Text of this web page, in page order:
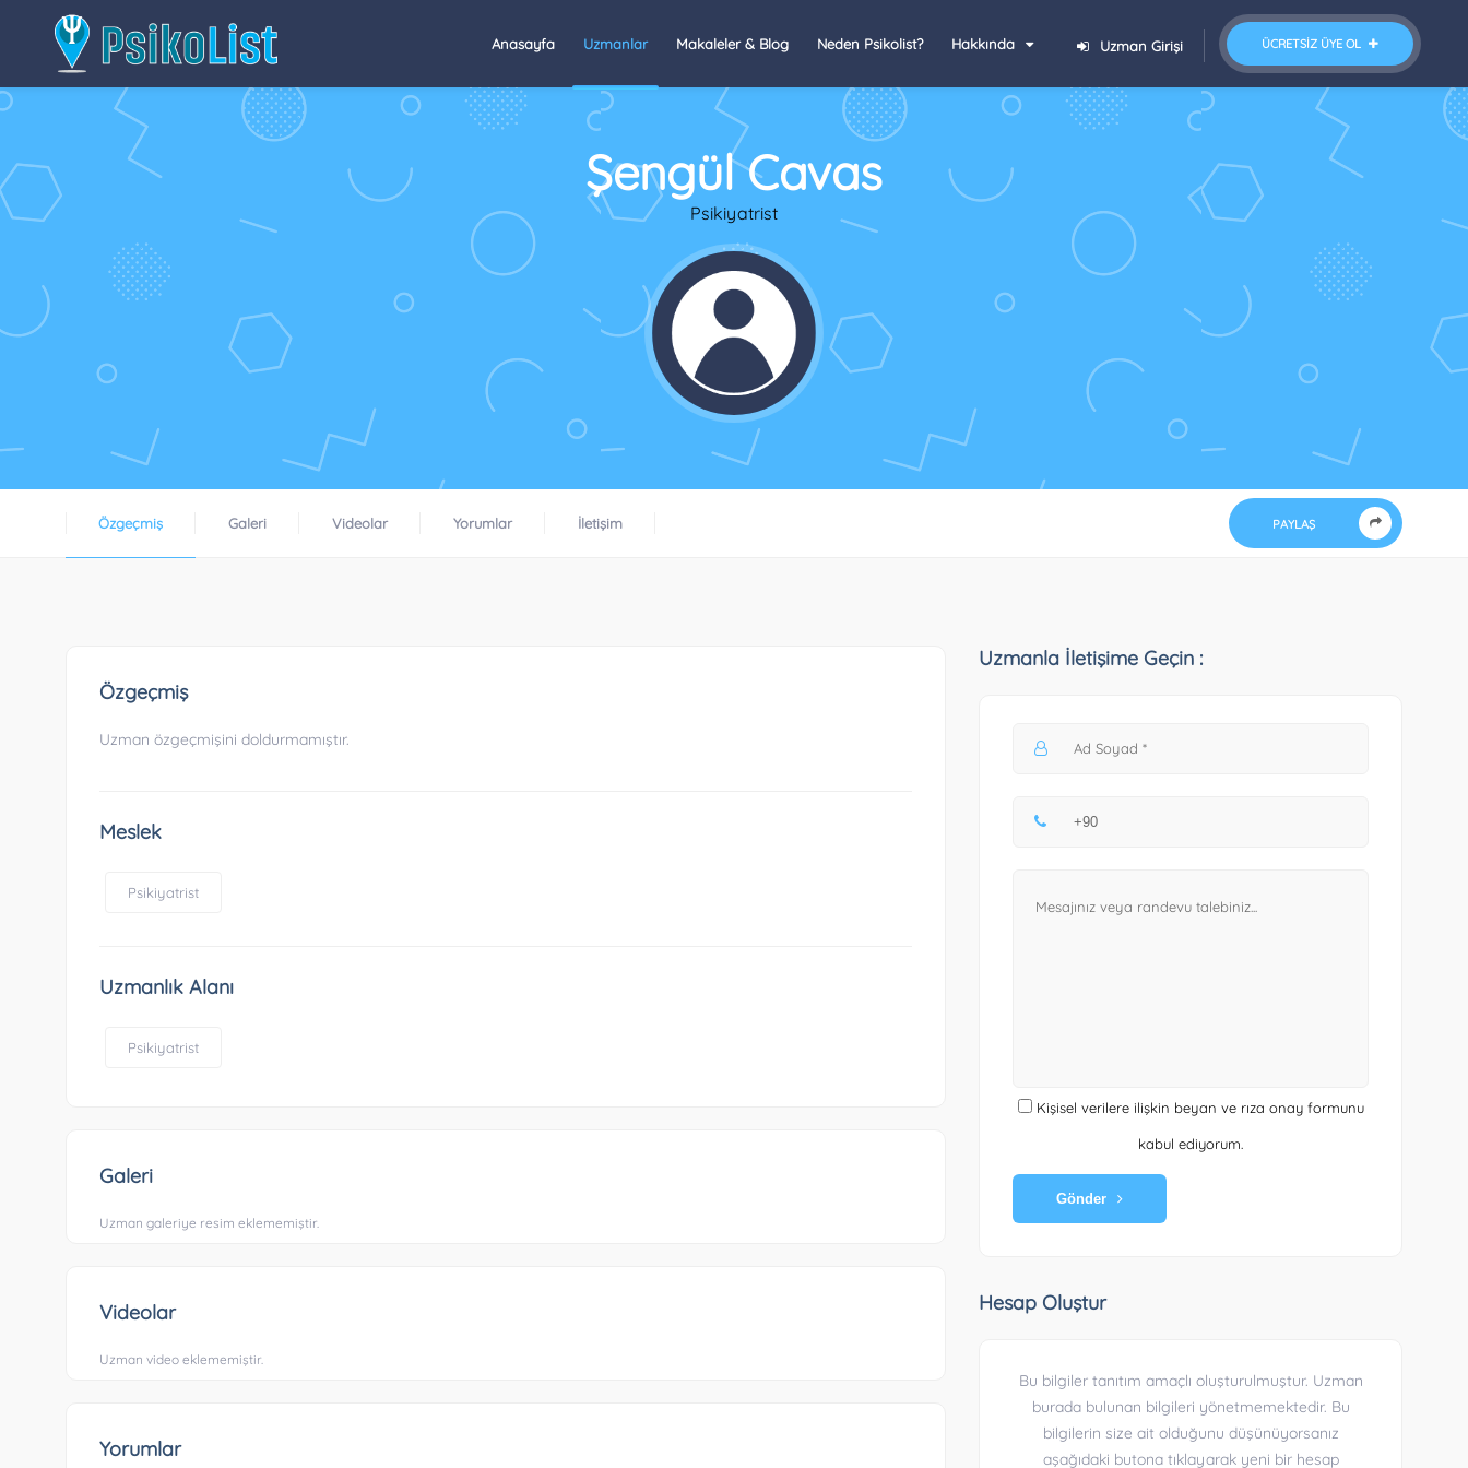
ÜCRETSIZ ÜYE OL
Uzman Girişi
Anasayfa Uzmanlar Makaleler & Blog Neden Psikolist? Hakkında
Şengül Cavas
Psikiyatrist
Özgeçmiş Galeri Videolar Yorumlar İletişim PAYLAŞ
Özgeçmiş
Uzman özgeçmişini doldurmamıştır.
Meslek
Psikiyatrist
Uzmanlık Alanı
Psikiyatrist
Galeri
Uzman galeriye resim eklememiştir.
Videolar
Uzman video eklememiştir.
Yorumlar
Uzmanla İletişime Geçin :
Kişisel verilere ilişkin beyan ve rıza onay formunu
kabul ediyorum.
Gönder
Hesap Oluştur
Bu bilgiler tanıtım amaçlı oluşturulmuştur. Uzman
burada bulunan bilgileri yönetmemektedir. Bu
bilgilerin size ait olduğunu düşünüyorsanız
aşağıdaki butona tıklayarak yeni bir hesap